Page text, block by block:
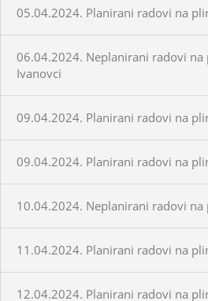
05.04.2024. Planirani radovi na
06.04.2024. Neplanirani radovi na
Ivanovci
09.04.2024. Planirani radovi na
09.04.2024. Planirani radovi na
10.04.2024. Neplanirani radovi
11.04.2024. Planirani radovi na
12.04.2024. Planirani radovi na